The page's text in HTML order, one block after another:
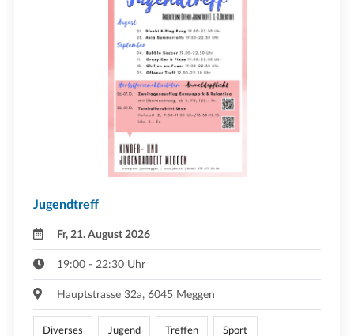
Jugendtreff
Fr, 21. August 2026
19:00 - 22:30 Uhr
Hauptstrasse 32a, 6045 Meggen
Diverses Jugend Treffen Sport